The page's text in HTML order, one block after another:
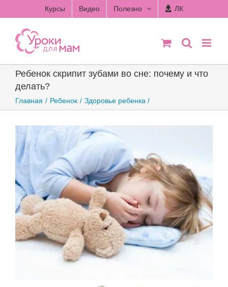
to
content
Курсы Видео Полезно ЛК
Ребенок скрипит зубами во сне: почему и что
делать?
Главная Ребенок Здоровье ребенка